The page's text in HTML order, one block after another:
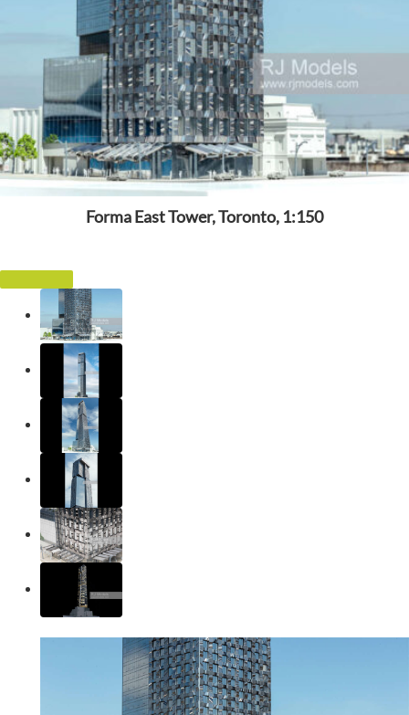
Forma East Tower, Toronto, 1:150